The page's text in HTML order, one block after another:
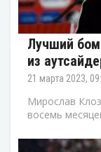
Лучший
из
21 марта 2023,
Мирослав
восемь